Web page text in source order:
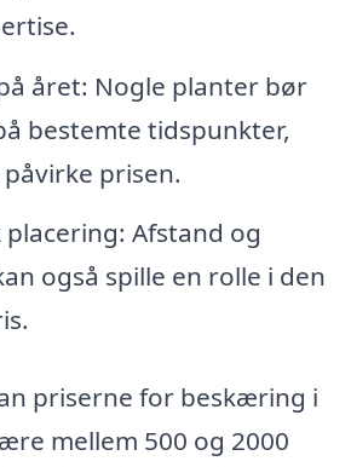
året: Nogle planter bør
bestemte tidspunkter,
prisen.
Afstand og
også spille en rolle i den
priserne for beskæring i
mellem 500 og 2000